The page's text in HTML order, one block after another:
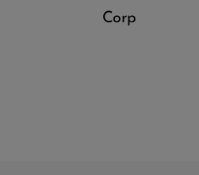
Corp